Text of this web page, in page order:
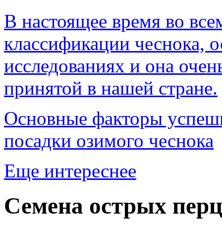
В настоящее время во
классификации чеснока,
исследованиях и она
принятой в нашей стране.
Основные факторы
посадки озимого чеснока
Еще интереснее
Семена острых